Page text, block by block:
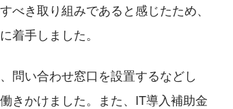
き取り組みであると感じたため、
着手しました。
問い合わせ窓口を設置するなどし
きかけました。また、IT導入補助金